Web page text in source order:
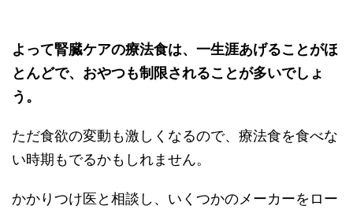
よって腎臓ケアの療法食は、一生涯あげることがほ
とんどで、 おやつも制限されることが多いでしょ
う。
ただ食欲の変動も激しくなるので、療法食を食べな
い時期もでるかもしれません。
かかりつけ医と相談し、いくつかのメーカーをロー